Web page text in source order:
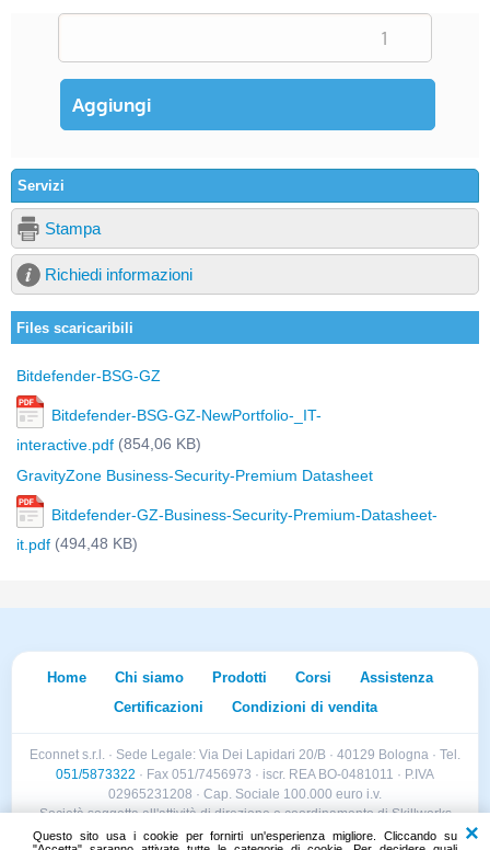
Questo sito usa i cookie per fornirti un'esperienza migliore. Cliccando su
Servizi
Stampa
Richiedi informazioni
Files scaricaribili
Bitdefender-BSG-GZ
Bitdefender-BSG-GZ-NewPortfolio-_IT-
interactive.pdf (854,06 KB)
GravityZone Business-Security-Premium Datasheet
Bitdefender-GZ-Business-Security-Premium-Datasheet-
it.pdf (494,48 KB)
Home Chi siamo Prodotti Corsi
Assistenza
Certificazioni
Condizioni di vendita
Econnet s.r.l. · Sede Legale: Via Dei Lapidari 20/B · 40129 Bologna · Tel.
051/5873322 · Fax 051/7456973 · iscr. REA BO-0481011 · P.IVA
02965231208 · Cap. Sociale 100.000 euro i.v.
Società soggetta all'attività di direzione e coordinamento di Skillworks
Holding s.r.l. · Sede Legale: Via Vittorio Emanuele II 28 · Roncadelle (BS)